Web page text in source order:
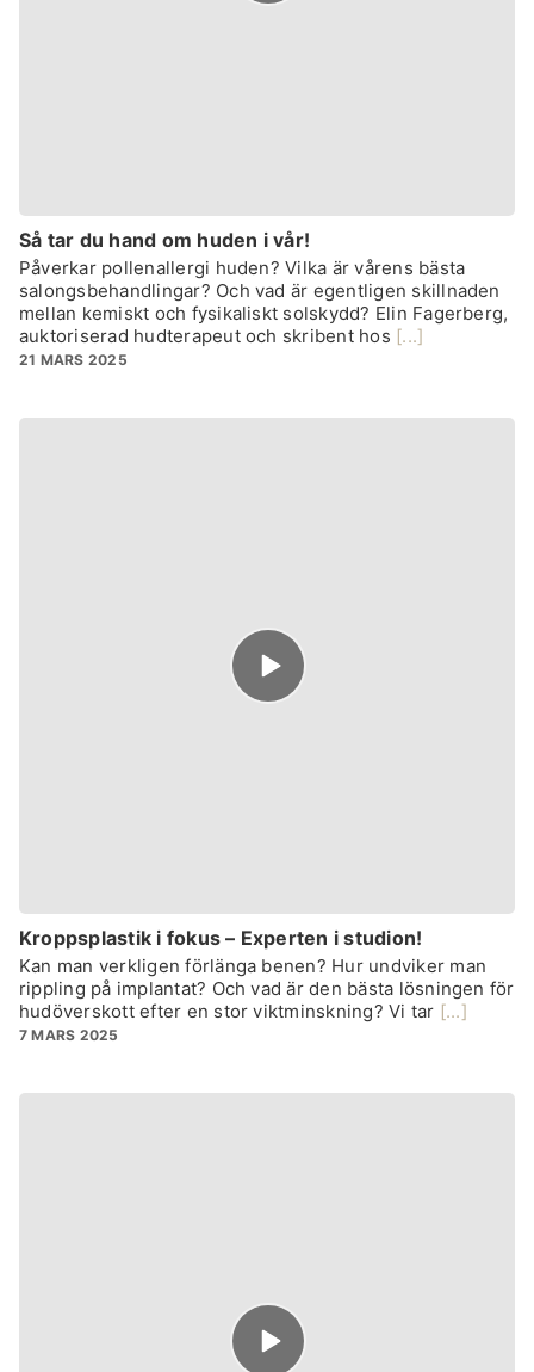
Så tar du hand om huden i vår!
Påverkar pollenallergi huden? Vilka är vårens bästa
salongsbehandlingar? Och vad är egentligen skillnaden
mellan kemiskt och fysikaliskt solskydd? Elin Fagerberg,
auktoriserad hudterapeut och skribent hos [...]
21 MARS 2025
Episode
play
icon
Kroppsplastik i fokus – Experten i studion!
Kan man verkligen förlänga benen? Hur undviker man
rippling på implantat? Och vad är den bästa lösningen för
hudöverskott efter en stor viktminskning? Vi tar [...]
7 MARS 2025
Episode
play
icon